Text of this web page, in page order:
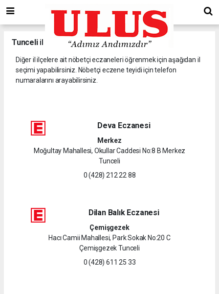
Tunceliil ve ilçelerine ait nöbetçi eczaneler.
Diğer il ilçelere ait nöbetçi eczaneleri öğrenmek için aşağıdan il
seçimi yapabilirsiniz. Nöbetçi eczene teyidi için telefon
numaralarını arayabilirsiniz.
Deva Eczanesi
Merkez
Moğultay Mahallesi, Okullar Caddesi No:8 B Merkez
Tunceli
0 (428) 212 22 88
Dilan Balık Eczanesi
Çemişgezek
Hacı Camii Mahallesi, Park Sokak No:20 C
Çemişgezek Tunceli
0 (428) 611 25 33